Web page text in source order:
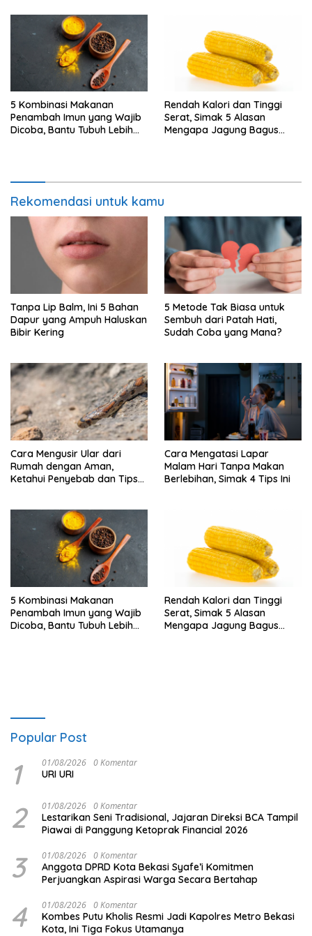
5 Kombinasi Makanan
Penambah Imun yang Wajib
Dicoba, Bantu Tubuh Lebih
Rendah Kalori dan Tinggi
Serat, Simak 5 Alasan
Mengapa Jagung Bagus
Rekomendasi untuk kamu
Tanpa Lip Balm, Ini 5 Bahan
Dapur yang Ampuh Haluskan
Bibir Kering
5 Metode Tak Biasa untuk
Sembuh dari Patah Hati,
Sudah Coba yang Mana?
Cara Mengusir Ular dari
Rumah dengan Aman,
Ketahui Penyebab dan Tips
Cara Mengatasi Lapar
Malam Hari Tanpa Makan
Berlebihan, Simak 4 Tips Ini
5 Kombinasi Makanan
Penambah Imun yang Wajib
Dicoba, Bantu Tubuh Lebih
Rendah Kalori dan Tinggi
Serat, Simak 5 Alasan
Mengapa Jagung Bagus
Popular Post
1 01/08/2026 0 Komentar
URI URI
2 01/08/2026 0 Komentar
Lestarikan Seni Tradisional, Jajaran Direksi BCA Tampil
Piawai di Panggung Ketoprak Financial 2026
3 01/08/2026 0 Komentar
Anggota DPRD Kota Bekasi Syafe’i Komitmen
Perjuangkan Aspirasi Warga Secara Bertahap
4 01/08/2026 0 Komentar
Kombes Putu Kholis Resmi Jadi Kapolres Metro Bekasi
Kota, Ini Tiga Fokus Utamanya